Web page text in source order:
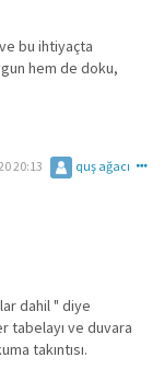
bu ihtiyaçta
hem de doku,
20:13 quş ağacı
dahil " diye
tabelayı ve duvara
takıntısı.